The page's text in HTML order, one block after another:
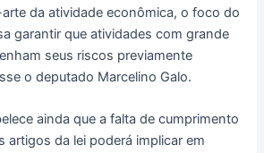
da atividade econômica, o foco do
garantir que atividades com grande
seus riscos previamente
o deputado Marcelino Galo.
ainda que a falta de cumprimento
artigos da lei poderá implicar em